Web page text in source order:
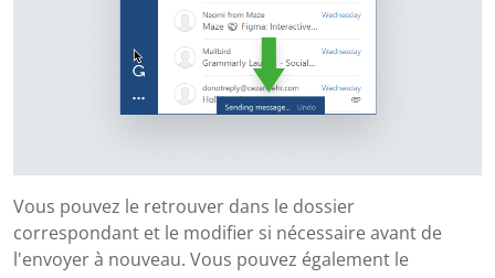
Vous pouvez le retrouver dans le dossier
correspondant et le modifier si nécessaire avant de
l'envoyer à nouveau. Vous pouvez également le